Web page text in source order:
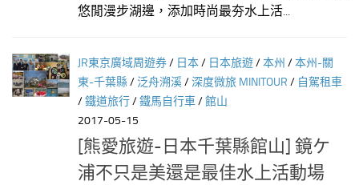
悠閒漫步湖邊，添加時尚最夯水上活...
JR東京廣域周遊券/ 日本/ 日本旅遊/本州 /本州-關
東-千葉縣/泛舟溯溪 /深度微旅 MINITOUR / 自駕租車
/鐵道旅行/鐵馬自行車/館山
2017-05-15
[熊愛旅遊-日本千葉縣館山] 鏡ケ
浦不只是美還是最佳水上活動場